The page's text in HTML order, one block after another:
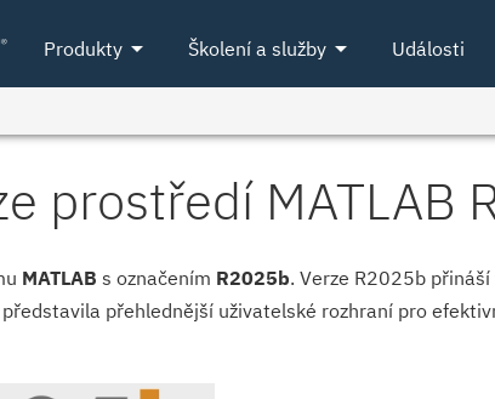
Produktyarrow_drop_down Školení a službyarrow_drop_down Události
prostředí MATLAB
MATLAB s označením R2025b. Verze R2025b
přehlednější uživatelské rozhraní pro